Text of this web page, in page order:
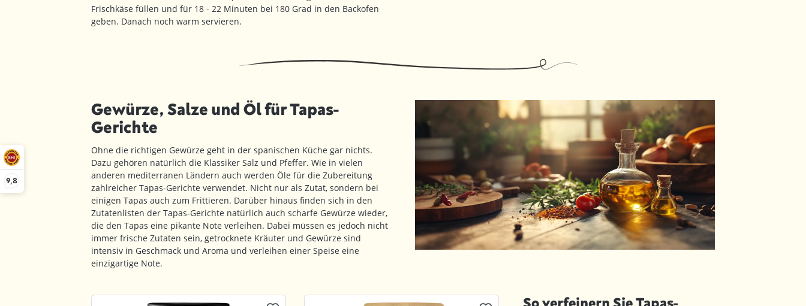
9,8
Frischkäse füllen und für 18 - 22 Minuten bei 180 Grad in den Backofen
geben. Danach noch warm servieren.
Gewürze, Salze und Öl für Tapas-
Gerichte
Ohne die richtigen Gewürze geht in der spanischen Küche gar nichts.
Dazu gehören natürlich die Klassiker Salz und Pfeffer. Wie in vielen
anderen mediterranen Ländern auch werden Öle für die Zubereitung
zahlreicher Tapas-Gerichte verwendet. Nicht nur als Zutat, sondern bei
einigen Tapas auch zum Frittieren. Darüber hinaus finden sich in den
Zutatenlisten der Tapas-Gerichte natürlich auch scharfe Gewürze wieder,
die den Tapas eine pikante Note verleihen. Dabei müssen es jedoch nicht
immer frische Zutaten sein, getrocknete Kräuter und Gewürze sind
intensiv in Geschmack und Aroma und verleihen einer Speise eine
einzigartige Note.
Produktgalerie überspringen So verfeinern Sie Tapas-